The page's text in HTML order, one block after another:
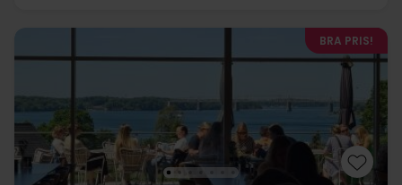
BRA PRIS!